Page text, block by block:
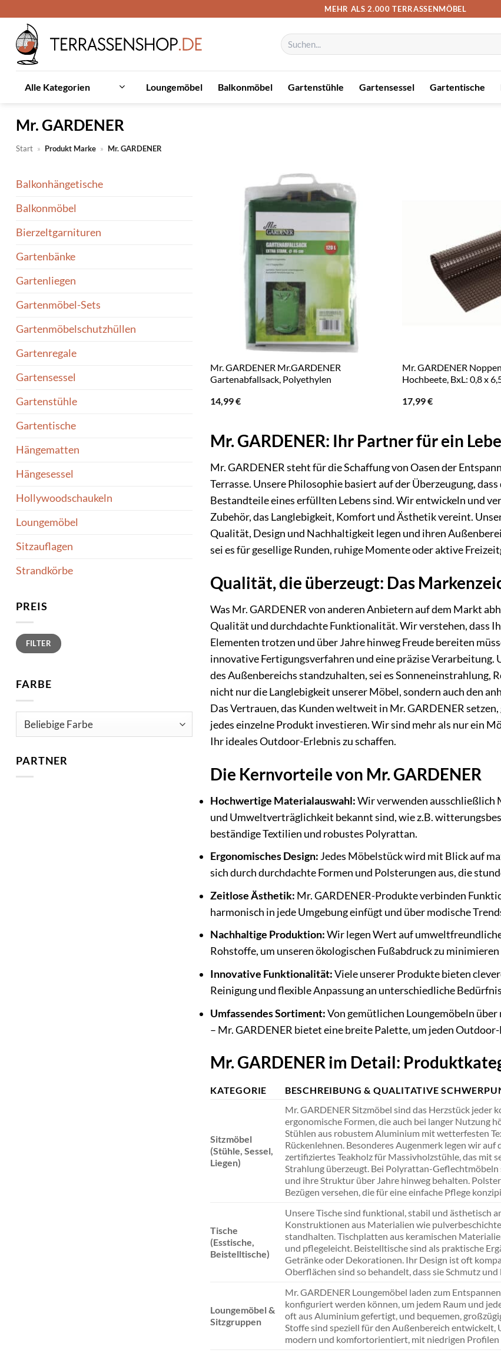
Inhalt
springen
MEHR ALS 2.000 TERRASSENMÖBEL
Suchen
nach:
Alle Kategorien Loungemöbel Balkonmöbel Gartenstühle Gartensessel Gartentische
Mr. GARDENER
Start » Produkt Marke » Mr. GARDENER
Balkonhängetische
Balkonmöbel
Bierzeltgarnituren
Gartenbänke
Gartenliegen
Gartenmöbel-Sets
Gartenmöbelschutzhüllen
Gartenregale
Gartensessel
Gartenstühle
Gartentische
Hängematten
Hängesessel
Hollywoodschaukeln
Loungemöbel
Sitzauflagen
Strandkörbe
PREIS
Min.
Preis
Max.
PreisFILTER
FARBE
PARTNER
Mr. GARDENER Mr.GARDENER
Gartenabfallsack, Polyethylen
14,99€
Mr. GARDENER
Hochbeete, BxL: 0,8 x
17,99€
Mr. GARDENER: Ihr Partner für ein
Mr. GARDENER steht für die Schaffung von Oasen der
Terrasse. Unsere Philosophie basiert auf der Überzeugung,
Bestandteile eines erfüllten Lebens sind. Wir entwickeln und
Zubehör, das Langlebigkeit, Komfort und Ästhetik vereint.
Qualität, Design und Nachhaltigkeit legen und ihren
sei es für gesellige Runden, ruhige Momente oder aktive
Qualität, die überzeugt: Das
Was Mr. GARDENER von anderen Anbietern auf dem Markt
Qualität und durchdachte Funktionalität. Wir verstehen, dass
Elementen trotzen und über Jahre hinweg Freude bereiten
innovative Fertigungsverfahren und eine präzise
des Außenbereichs standzuhalten, sei es Sonneneinstrahlung,
nicht nur die Langlebigkeit unserer Möbel, sondern auch den
Das Vertrauen, das Kunden weltweit in Mr. GARDENER
jedes einzelne Produkt investieren. Wir sind mehr als nur ein
Ihr ideales Outdoor-Erlebnis zu schaffen.
Die Kernvorteile von Mr. GARDENER
Hochwertige Materialauswahl:Wir verwenden ausschließlich
und Umweltverträglichkeit bekannt sind, wie z.B.
beständige Textilien und robustes Polyrattan.
Ergonomisches Design:Jedes Möbelstück wird mit Blick auf
sich durch durchdachte Formen und Polsterungen aus, die
Zeitlose Ästhetik: Mr. GARDENER-Produkte verbinden
harmonisch in jede Umgebung einfügt und über modische
Nachhaltige Produktion:Wir legen Wert auf
Rohstoffe, um unseren ökologischen Fußabdruck zu
Innovative Funktionalität:Viele unserer Produkte bieten
Reinigung und flexible Anpassung an unterschiedliche
Umfassendes Sortiment:Von gemütlichen Loungemöbeln
– Mr. GARDENER bietet eine breite Palette, um jeden
Mr. GARDENER im Detail:
KATEGORIE BESCHREIBUNG & QUALITATIVE
Sitzmöbel
(Stühle, Sessel,
Liegen)
Mr. GARDENER Sitzmöbel sind das Herzstück
ergonomische Formen, die auch bei langer Nutzung
Stühlen aus robustem Aluminium mit wetterfesten
Rückenlehnen. Besonderes Augenmerk legen wir
zertifiziertes Teakholz für Massivholzstühle, das mit
Strahlung überzeugt. Bei Polyrattan-
und ihre Struktur über Jahre hinweg behalten.
Bezügen versehen, die für eine einfache Pflege
Tische
(Esstische,
Beistelltische)
Unsere Tische sind funktional, stabil und ästhetisch
Konstruktionen aus Materialien wie
standhalten. Tischplatten aus keramischen
und pflegeleicht. Beistelltische sind als praktische
Getränke oder Dekorationen. Ihr Design ist oft
Oberflächen sind so behandelt, dass sie Schmutz
Loungemöbel &
Sitzgruppen
Mr. GARDENER Loungemöbel laden zum
konfiguriert werden können, um jedem Raum und
oft aus Aluminium gefertigt, und bequemen,
Stoffe sind speziell für den Außenbereich
modern und komfortorientiert, mit niedrigen